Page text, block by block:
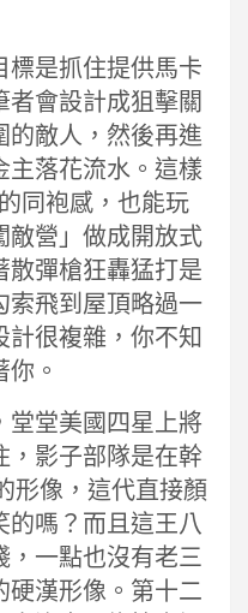
標是抓住提供馬卡
會設計成狙擊關
的敵人，然後再進
主落花流水。這樣
同袍感，也能玩
敵營」做成開放式
散彈槍狂轟猛打是
索飛到屋頂略過一
很複雜，你不知
。
堂堂美國四星上將
，影子部隊是在幹
形像，這代直接顏
的嗎？而且這王八
，一點也沒有老三
硬漢形像。第十二